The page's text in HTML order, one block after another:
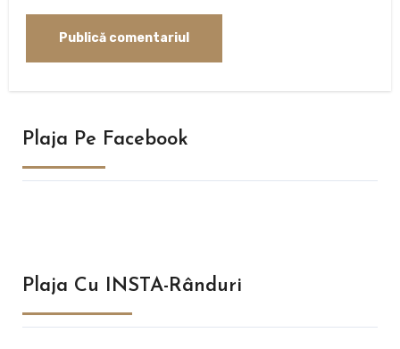
Plaja Pe Facebook
Plaja Cu INSTA-Rânduri